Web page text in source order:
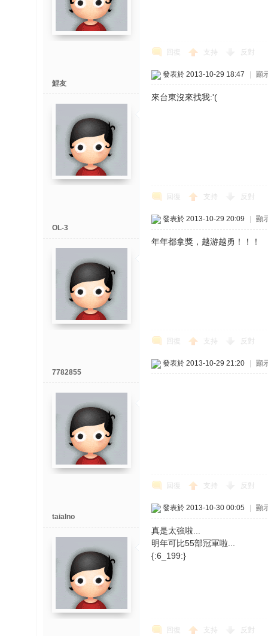
回復 支持 反對
鯉友
發表於 2013-10-29 18:47 顯
來台東沒來找我:'(
回復 支持 反對
OL-3
發表於 2013-10-29 20:09 顯
年年都拿獎，越游越勇！！！
回復 支持 反對
7782855
發表於 2013-10-29 21:20 顯
回復 支持 反對
taialno
發表於 2013-10-30 00:05 顯
真是太強啦...
明年可比55部冠軍啦...
{:6_199:}
回復 支持 反對